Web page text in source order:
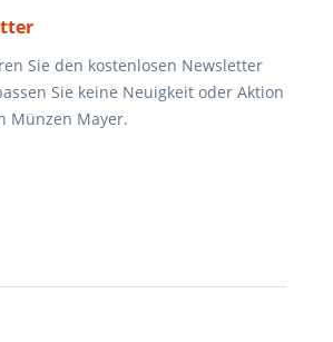
Sie den kostenlosen Newsletter
Sie keine Neuigkeit oder Aktion
Münzen Mayer.